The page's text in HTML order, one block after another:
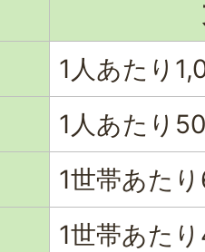
1人あたり
1人あたり
1世帯あた
1世帯あた